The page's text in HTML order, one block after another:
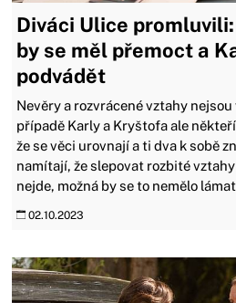
Diváci Ulice
by se měl přemoct a
podvádět
Nevěry a rozvrácené vztahy
případě Karly a Kryštofa ale
že se věci urovnají a ti dva k sobě
namítají, že slepovat rozbité
nejde, možná by se to nemělo
02.10.2023